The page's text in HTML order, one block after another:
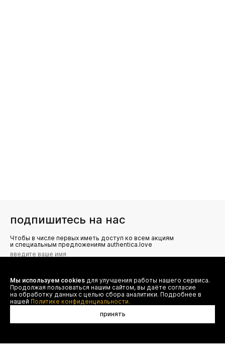
подпишитесь на нас
Чтобы в числе первых иметь доступ ко всем акциям
и специальным предложениям authentica.love
Я даю согласие на сбор, обработку и хранение моих
персональных данных (имя, email, телефон) для получения
рекламных и информационных рассылок от ООО 'БТ
Юнайтед', а также ознакомлен(а) с
Политикой конфиденциальности
Мы используем cookies для улучшения работы нашего сервиса.
Продолжая пользоваться нашим сайтом, вы даёте согласие
на обработку данных с целью сбора аналитики. Подробнее в
нашей Политике конфиденциальности.
принять